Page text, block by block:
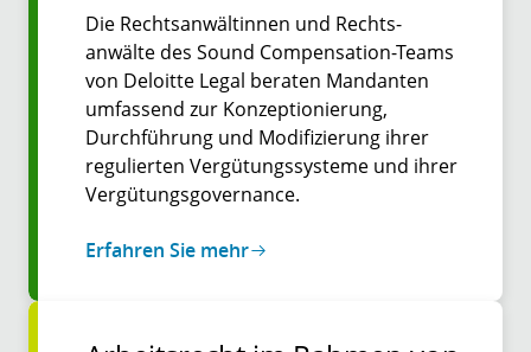
Die Rechts­anwältinnen und Rechts­
anwälte des Sound Compensation-Teams
von Deloitte Legal beraten Mandanten
umfassend zur Konzeptio­nierung,
Durchführung und Modifizierung ihrer
regulierten Vergütungs­systeme und ihrer
Vergütungs­governance.
Erfahren Sie mehr